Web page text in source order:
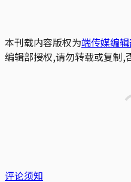
本刊载内容版权为端传媒编
编辑部授权,请勿转载或复制,
评论须知